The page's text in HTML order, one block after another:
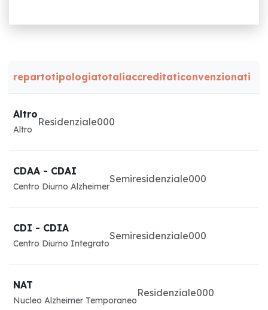
repartotipologiatotaliaccreditaticonvenzionati
Altro
Altro
Residenziale000
CDAA - CDAI
Centro Diurno Alzheimer
Semiresidenziale000
CDI - CDIA
Centro Diurno Integrato
Semiresidenziale000
NAT
Nucleo Alzheimer Temporaneo
Residenziale000